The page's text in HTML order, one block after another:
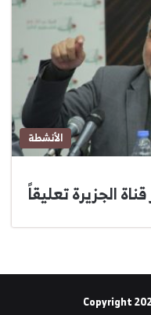
الأنشطة
الجزيرة تعليقاً